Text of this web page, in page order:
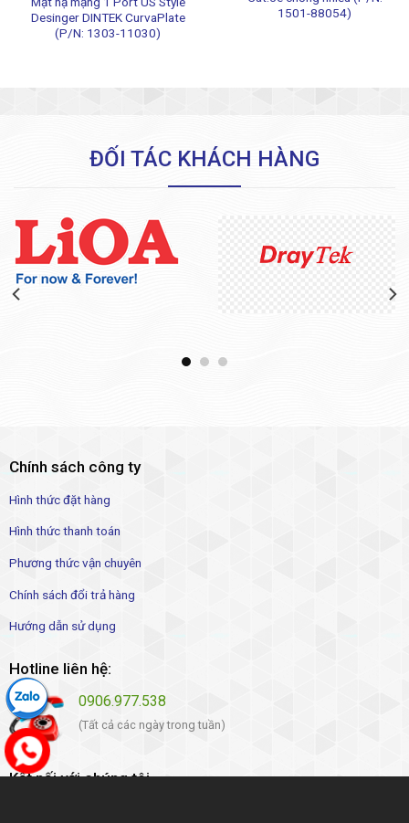
Desinger DINTEK CurvaPlate
(P/N: 1303-11030)
1501-88054)
ĐỐI TÁC KHÁCH HÀNG
Chính sách công ty
Hình thức đặt hàng
Hình thức thanh toán
Phương thức vận chuyên
Chính sách đổi trả hàng
Hướng dẫn sử dụng
Hotline liên hệ:
0906.977.538
(Tất cả các ngày trong tuần)
Kết nối với chúng tôi